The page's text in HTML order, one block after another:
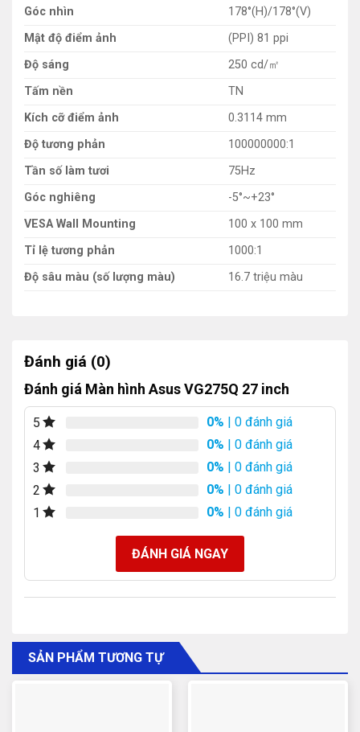
Góc nhìn
178°(H)/178°(V)
Mật độ điểm ảnh
(PPI) 81 ppi
Độ sáng
250 cd/㎡
Tấm nền
TN
Kích cỡ điểm ảnh
0.3114 mm
Độ tương phản
100000000:1
Tần số làm tươi
75Hz
Góc nghiêng
-5°~+23°
VESA Wall Mounting
100 x 100 mm
Tỉ lệ tương phản
1000:1
Độ sâu màu (số lượng màu)
16.7 triệu màu
Đánh giá (0)
Đánh giá Màn hình Asus VG275Q 27 inch
5 0% | 0 đánh giá
4
0% | 0 đánh giá
3
0% | 0 đánh giá
2
0% | 0 đánh giá
1
0% | 0 đánh giá
ĐÁNH GIÁ NGAY
SẢN PHẨM TƯƠNG TỰ